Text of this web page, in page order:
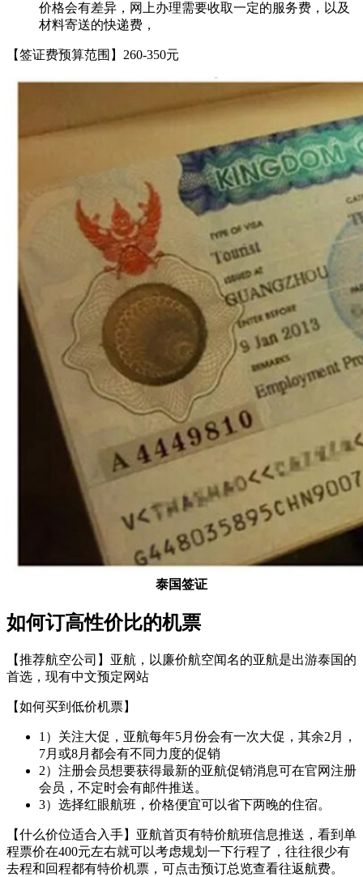
价格会有差异，网上办理需要收取一定的服务费，以及
材料寄送的快递费，
【签证费预算范围】260-350元
泰国签证
如何订高性价比的机票
【推荐航空公司】亚航，以廉价航空闻名的亚航是出游泰国的
首选，现有中文预定网站
【如何买到低价机票】
1）关注大促，亚航每年5月份会有一次大促，其余2月，
7月或8月都会有不同力度的促销
2）注册会员想要获得最新的亚航促销消息可在官网注册
会员，不定时会有邮件推送。
3）选择红眼航班，价格便宜可以省下两晚的住宿。
【什么价位适合入手】亚航首页有特价航班信息推送，看到单
程票价在400元左右就可以考虑规划一下行程了，往往很少有
去程和回程都有特价机票，可点击预订总览查看往返航费。